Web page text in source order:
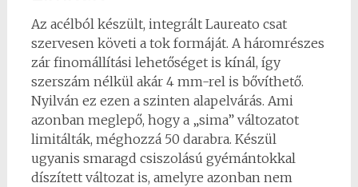
Az acélból készült, integrált Laureato csat
szervesen követi a tok formáját. A háromrészes
zár finomállítási lehetőséget is kínál, így
szerszám nélkül akár 4 mm-rel is bővíthető.
Nyilván ez ezen a szinten alapelvárás. Ami
azonban meglepő, hogy a „sima” változatot
limitálták, méghozzá 50 darabra. Készül
ugyanis smaragd csiszolású gyémántokkal
díszített változat is, amelyre azonban nem